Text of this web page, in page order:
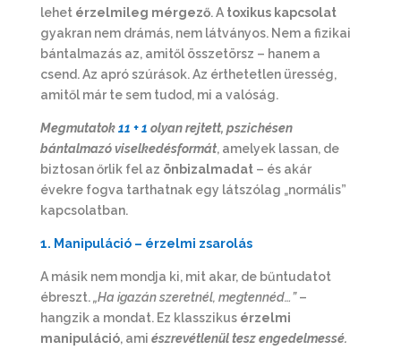
lehet érzelmileg mérgező. A toxikus kapcsolat
gyakran nem drámás, nem látványos. Nem a fizikai
bántalmazás az, amitől összetörsz – hanem a
csend. Az apró szúrások. Az érthetetlen üresség,
amitől már te sem tudod, mi a valóság.
Megmutatok11 + 1 olyan rejtett, pszichésen
bántalmazó viselkedésformát, amelyek lassan, de
biztosan őrlik fel az önbizalmadat– és akár
évekre fogva tarthatnak egy látszólag „normális”
kapcsolatban.
1. Manipuláció – érzelmi zsarolás
A másik nem mondja ki, mit akar, de bűntudatot
ébreszt.„Ha igazán szeretnél, megtennéd…”–
hangzik a mondat. Ez klasszikus érzelmi
manipuláció, ami észrevétlenül tesz engedelmessé.